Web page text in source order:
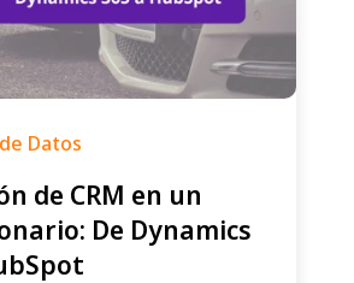
Datos
de CRM en un
De Dynamics